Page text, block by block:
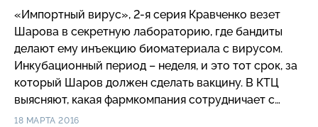
«Импортный вирус», 2-я серия Кравченко везет
Шарова в секретную лабораторию, где бандиты
делают ему инъекцию биоматериала с вирусом.
Инкубационный период – неделя, и это тот срок, за
который Шаров должен сделать вакцину. В КТЦ
выясняют, какая фармкомпания сотрудничает с
приславшими в Россию собаку – носителя вируса.
18 МАРТА 2016